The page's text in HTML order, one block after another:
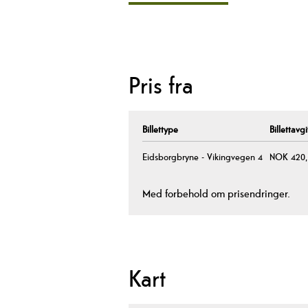
Pris fra
Billettype
Eidsborgbryne - Vikingvegen 4 NOK
Med forbehold om prisendringer.
Kart